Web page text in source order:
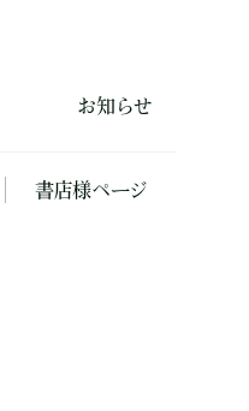
お知らせ
書店様ページ